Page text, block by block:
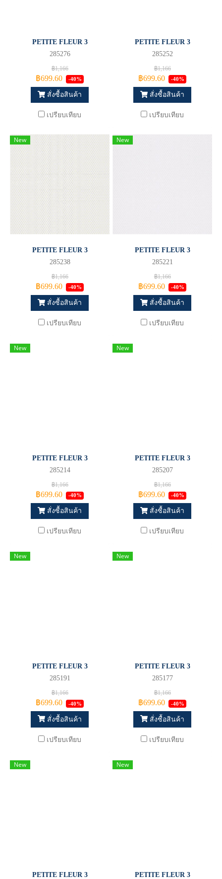
PETITE FLEUR 3
285276
฿1,166
฿699.60 -40%
สั่งซื้อสินค้า
เปรียบเทียบ
PETITE FLEUR 3
285252
฿1,166
฿699.60 -40%
สั่งซื้อสินค้า
เปรียบเทียบ
New
PETITE FLEUR 3
285238
฿1,166
฿699.60 -40%
สั่งซื้อสินค้า
เปรียบเทียบ
New
PETITE FLEUR 3
285221
฿1,166
฿699.60 -40%
สั่งซื้อสินค้า
เปรียบเทียบ
New
PETITE FLEUR 3
285214
฿1,166
฿699.60 -40%
สั่งซื้อสินค้า
เปรียบเทียบ
New
PETITE FLEUR 3
285207
฿1,166
฿699.60 -40%
สั่งซื้อสินค้า
เปรียบเทียบ
New
PETITE FLEUR 3
285191
฿1,166
฿699.60 -40%
สั่งซื้อสินค้า
เปรียบเทียบ
New
PETITE FLEUR 3
285177
฿1,166
฿699.60 -40%
สั่งซื้อสินค้า
เปรียบเทียบ
New
PETITE FLEUR 3
New
PETITE FLEUR 3